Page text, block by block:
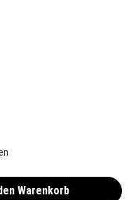
Wert ein
Warenkorb